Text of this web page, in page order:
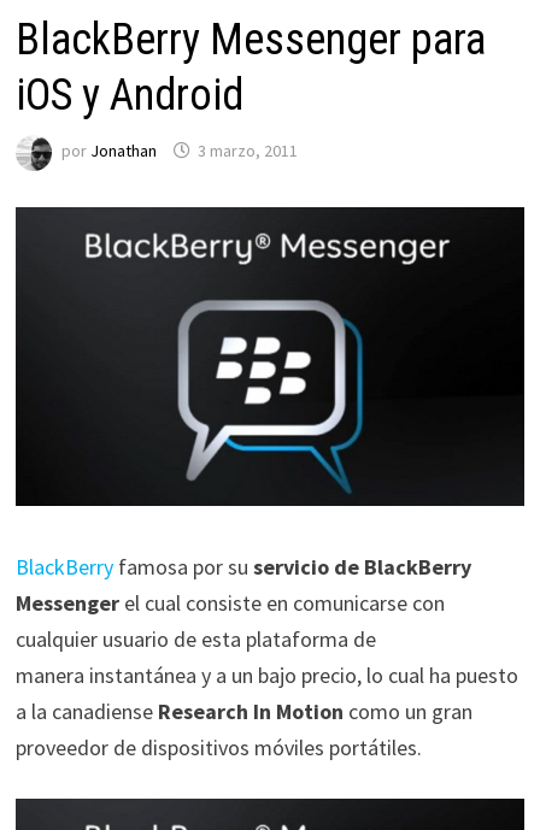
BlackBerry Messenger para
iOS y Android
por Jonathan 3 marzo, 2011
BlackBerryfamosa por su servicio de BlackBerry
Messengerel cual consiste en comunicarse con
cualquier usuario de esta plataforma de
manera instantánea y a un bajo precio, lo cual ha puesto
a la canadiense Research In Motion como un gran
proveedor de dispositivos móviles portátiles.